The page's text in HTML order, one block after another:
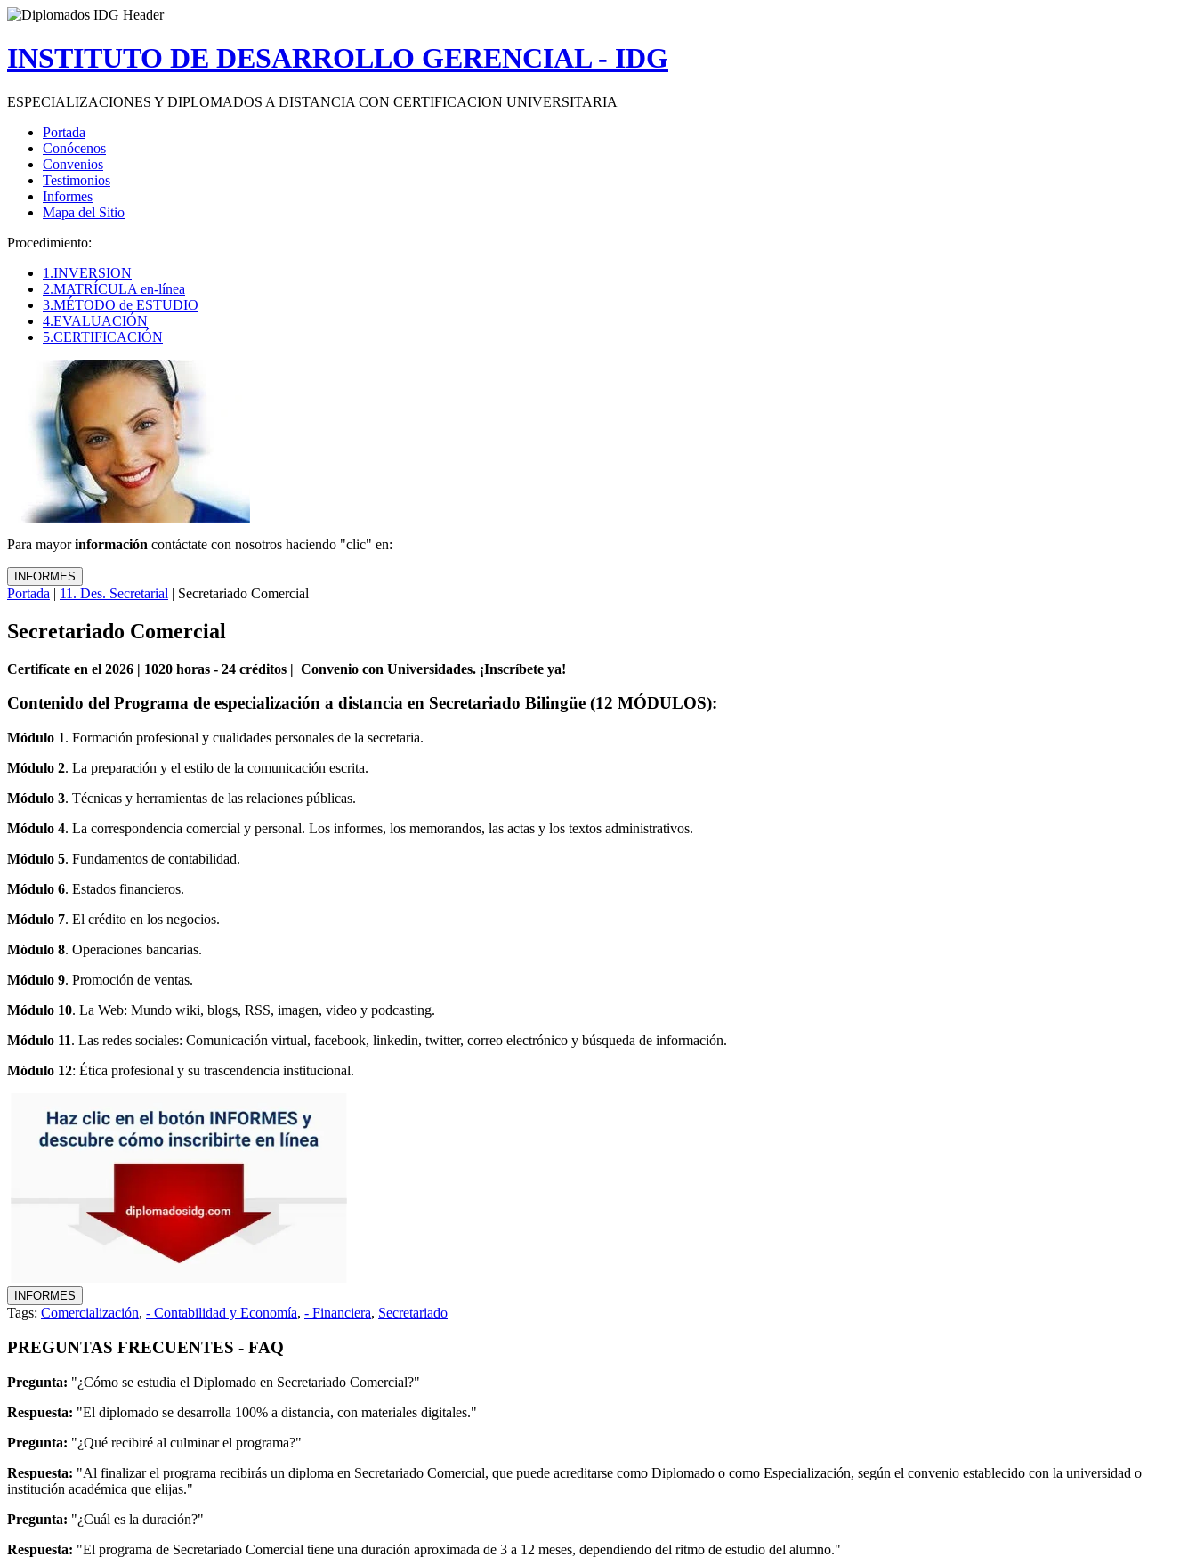
INSTITUTO DE DESARROLLO GERENCIAL - IDG
ESPECIALIZACIONES Y DIPLOMADOS A DISTANCIA CON CERTIFICACION UNIVERSITARIA
Portada
Conócenos
Convenios
Testimonios
Informes
Mapa del Sitio
Procedimiento:
1.INVERSION
2.MATRÍCULA en-línea
3.MÉTODO de ESTUDIO
4.EVALUACIÓN
5.CERTIFICACIÓN
Para mayorinformación contáctate con nosotros haciendo "clic" en:
Portada | 11. Des. Secretarial | Secretariado Comercial
Secretariado Comercial
Certifícate en el 2026 | 1020 horas - 24 créditos | Convenio con Universidades. ¡Inscríbete ya!
Contenido del Programa de especialización a distancia en Secretariado Bilingüe (12 MÓDULOS):
Módulo 1. Formación profesional y cualidades personales de la secretaria.
Módulo 2. La preparación y el estilo de la comunicación escrita.
Módulo 3. Técnicas y herramientas de las relaciones públicas.
Módulo 4. La correspondencia comercial y personal. Los informes, los memorandos, las actas y los textos administrativos.
Módulo 5. Fundamentos de contabilidad.
Módulo 6. Estados financieros.
Módulo 7. El crédito en los negocios.
Módulo 8. Operaciones bancarias.
Módulo 9. Promoción de ventas.
Módulo 10. La Web: Mundo wiki, blogs, RSS, imagen, video y podcasting.
Módulo 11. Las redes sociales: Comunicación virtual, facebook, linkedin, twitter, correo electrónico y búsqueda de información.
Módulo 12: Ética profesional y su trascendencia institucional.
Tags: Comercialización, - Contabilidad y Economía, - Financiera, Secretariado
PREGUNTAS FRECUENTES - FAQ
Pregunta: "¿Cómo se estudia el Diplomado en Secretariado Comercial?"
Respuesta: "El diplomado se desarrolla 100% a distancia, con materiales digitales."
Pregunta: "¿Qué recibiré al culminar el programa?"
Respuesta: "Al finalizar el programa recibirás un diploma en Secretariado Comercial, que puede acreditarse como Diplomado o como Especialización, según el convenio establecido con la universidad o
institución académica que elijas."
Pregunta: "¿Cuál es la duración?"
Respuesta: "El programa de Secretariado Comercial tiene una duración aproximada de 3 a 12 meses, dependiendo del ritmo de estudio del alumno."